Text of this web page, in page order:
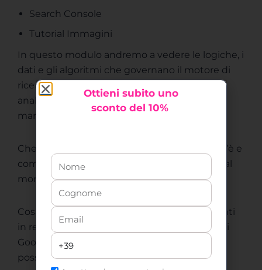
Search Console
Tutorial Immagini
In questo modulo andremo a vedere le logiche, i
dati e gli algoritmi che governano il motore di
ricerca numero 1 al mondo e andremo ad
analizzare alcuni i suoi strumenti per fare
marketing.
Che cos’è Google: andremo a vedere che cos’è e
come funziona il motore di ricerca numero 1 al
mondo.
Cosa cercano gli utenti: cosa cercano gli utenti
in rete e in particolare nel motore di ricerca di
Google, di cosa hanno bisogno e come
possiamo noi trasformarli in clienti?
Ottieni subito uno
sconto del 10%